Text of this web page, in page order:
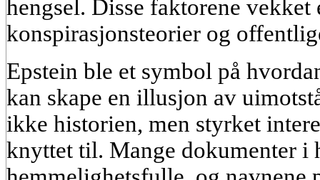
hengsel. Disse faktorene vekket
konspirasjonsteorier og
Epstein ble et symbol på
kan skape en illusjon av
ikke historien, men styrket
knyttet til. Mange dokumenter i